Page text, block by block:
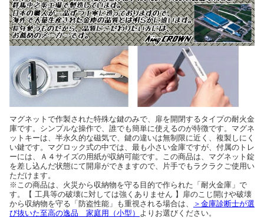
マグネットで作製された特殊な鍵のみで、扉を開閉するタイプの耐火金
庫です。シンプルな操作で、誰でも簡単に使えるのが特徴です。マグネ
ットキーは、半永久的な磁気で、鍵の違いは無制限に近く、複製しにく
い鍵です。マグロック式の中では、最も小さい金庫ですが、付属のトレ
ーには、Ａ４サイズの用紙が収納可能です。この商品は、マグネット錠
を差し込んだ状態にて開扉ができますので、片手でもラクラクご使用い
ただけます。
※この商品は、火災から収納物を守る目的で作られた「耐火金庫」で
す。【 工具等の破壊に対しては強くありません 】扉のこじ開けや破壊
から収納物を守る「防盗性能」も重視される場合は、
＞金庫診断士が選
び抜いた至高の逸品 家庭用（小型）
よりお選びください。